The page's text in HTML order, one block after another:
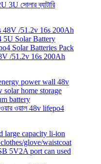
সোলার ব্যাটারি
/51.2v 16s 200Ah
ওয়াল 48v lifepo4